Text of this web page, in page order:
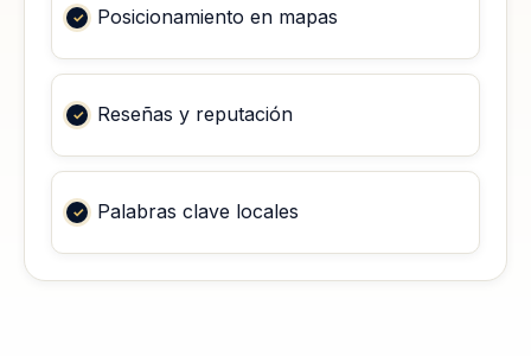
Posicionamiento en mapas
Reseñas y reputación
Palabras clave locales